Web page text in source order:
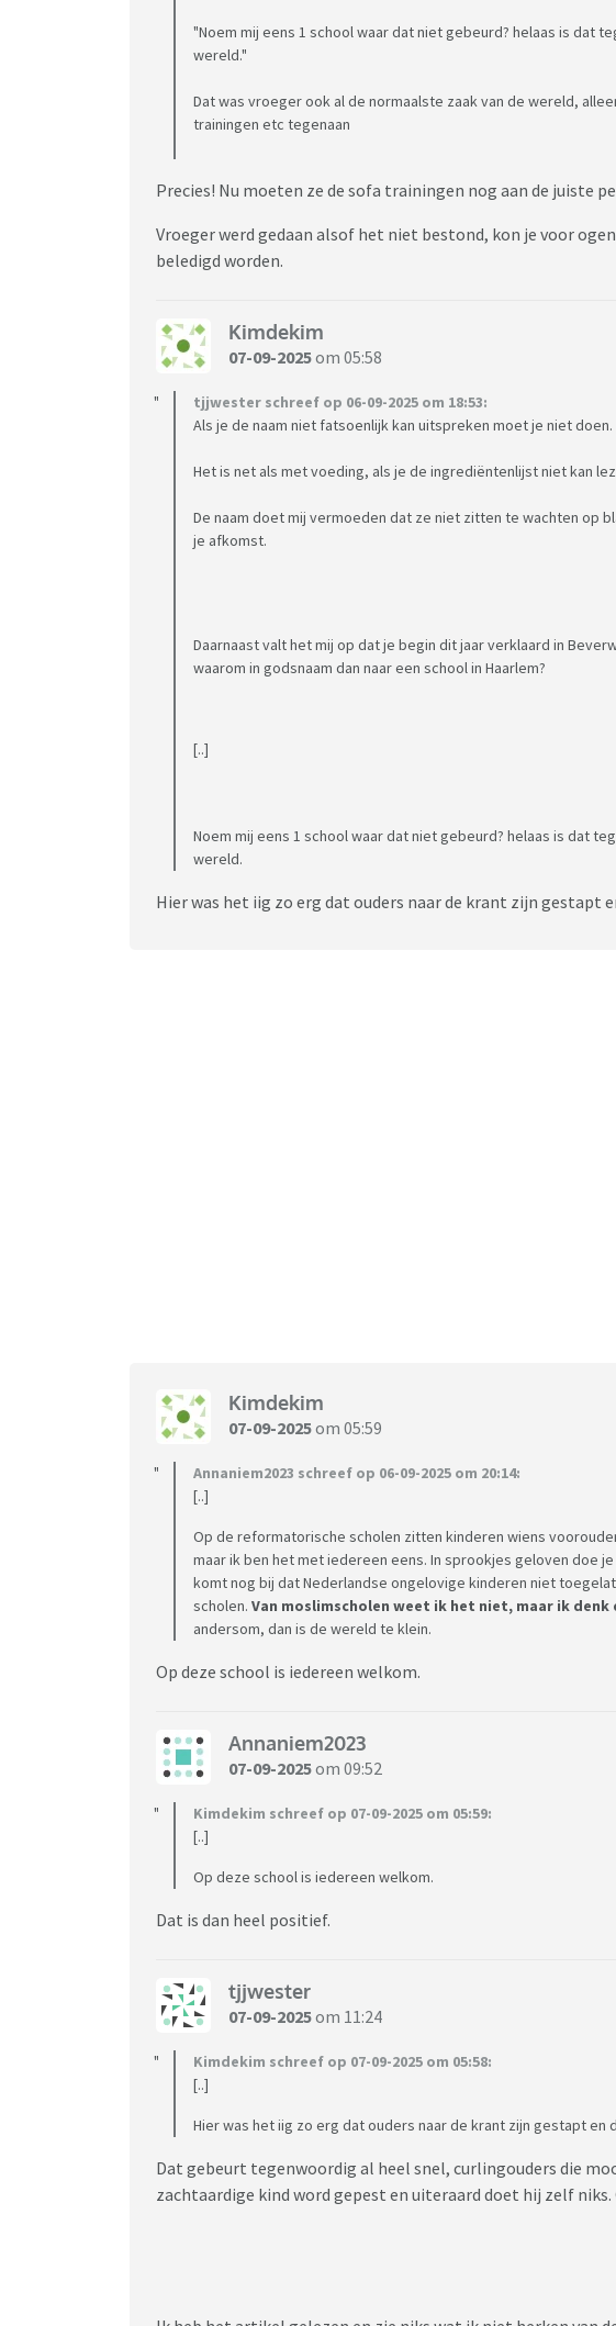
"Noem mij eens 1 school waar dat niet gebeurd? helaas is dat
wereld."
Dat was vroeger ook al de normaalste zaak van de wereld,
trainingen etc tegenaan
Precies! Nu moeten ze de sofa trainingen nog aan de juiste
Vroeger werd gedaan alsof het niet bestond, kon je voor
beledigd worden.
Kimdekim
07-09-2025om 05:58
tjjwester schreef op 06-09-2025 om 18:53:
Als je de naam niet fatsoenlijk kan uitspreken moet je niet doen.
Het is net als met voeding, als je de ingrediëntenlijst niet kan
De naam doet mij vermoeden dat ze niet zitten te wachten op
je afkomst.
Daarnaast valt het mij op dat je begin dit jaar verklaard in
waarom in godsnaam dan naar een school in Haarlem?
[..]
Noem mij eens 1 school waar dat niet gebeurd? helaas is dat
wereld.
Hier was het iig zo erg dat ouders naar de krant zijn gestapt
Kimdekim
07-09-2025om 05:59
Annaniem2023 schreef op 06-09-2025 om 20:14:
[..]
Op de reformatorische scholen zitten kinderen wiens
maar ik ben het met iedereen eens. In sprookjes geloven doe
komt nog bij dat Nederlandse ongelovige kinderen niet
scholen. Van moslimscholen weet ik het niet, maar ik
andersom, dan is de wereld te klein.
Op deze school is iedereen welkom.
Annaniem2023
07-09-2025om 09:52
Kimdekim schreef op 07-09-2025 om 05:59:
[..]
Op deze school is iedereen welkom.
Dat is dan heel positief.
tjjwester
07-09-2025om 11:24
Kimdekim schreef op 07-09-2025 om 05:58:
[..]
Hier was het iig zo erg dat ouders naar de krant zijn gestapt en
Dat gebeurt tegenwoordig al heel snel, curlingouders die
zachtaardige kind word gepest en uiteraard doet hij zelf